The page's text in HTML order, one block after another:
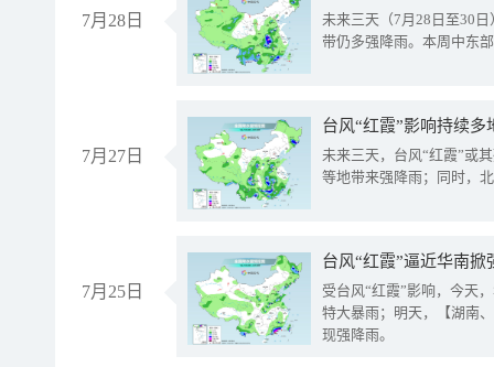
7月28日
未来三天（7月28日至30
带仍多强降雨。本周中东
7月27日
台风“红霞”影响持续
未来三天，台风“红霞”或
等地带来强降雨；同时，
7月25日
台风“红霞”逼近华南
受台风“红霞”影响，今天
特大暴雨；明天，【湖南
现强降雨。